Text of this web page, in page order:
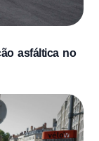
asfáltica no